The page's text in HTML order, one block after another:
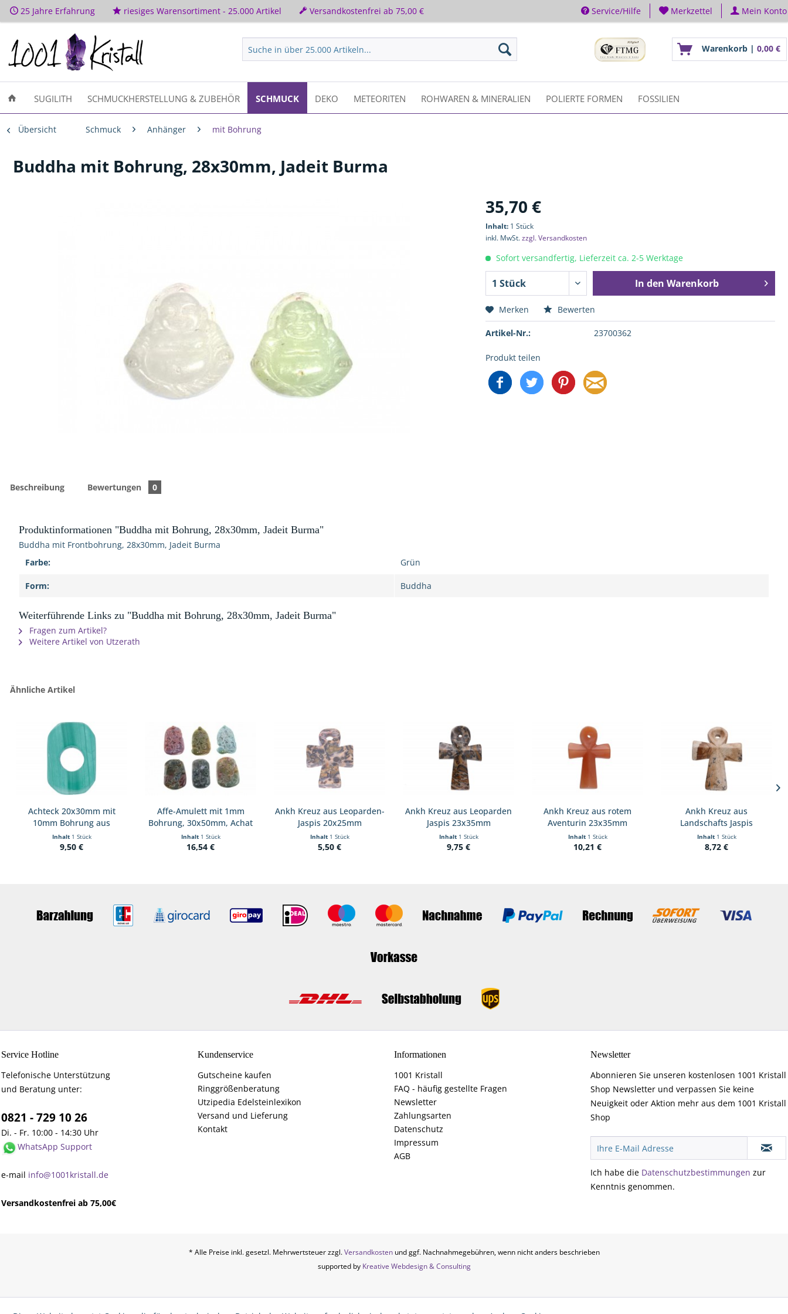
25 Jahre Erfahrung riesiges Warensortiment - 25.000 Artikel Versandkostenfrei ab 75,00 € Service/Hilfe Merkzettel Mein Konto
Warenkorb | 0,00 €
SUGILITH SCHMUCKHERSTELLUNG & ZUBEHÖR SCHMUCK DEKO METEORITEN ROHWAREN & MINERALIEN POLIERTE FORMEN FOSSILIEN
Übersicht Schmuck Anhänger mit Bohrung
Buddha mit Bohrung, 28x30mm, Jadeit Burma
35,70 €
Inhalt: 1 Stück
inkl. MwSt.zzgl. Versandkosten
Sofort versandfertig, Lieferzeit ca. 2-5 Werktage
In den Warenkorb
Merken Bewerten
Artikel-Nr.: 23700362
Produkt teilen
Beschreibung Bewertungen 0
Produktinformationen "Buddha mit Bohrung, 28x30mm, Jadeit Burma"
Buddha mit Frontbohrung, 28x30mm, Jadeit Burma
Farbe:
Grün
Form: Buddha
Weiterführende Links zu "Buddha mit Bohrung, 28x30mm, Jadeit Burma"
Fragen zum Artikel?
Weitere Artikel von Utzerath
Ähnliche Artikel
Achteck 20x30mm mit
10mm Bohrung aus
Malachit
Inhalt 1 Stück
9,50 €
Affe-Amulett mit 1mm
Bohrung, 30x50mm, Achat
Inhalt 1 Stück
16,54 €
Ankh Kreuz aus Leoparden-
Jaspis 20x25mm
Inhalt 1 Stück
5,50 €
Ankh Kreuz aus Leoparden
Jaspis 23x35mm
Inhalt 1 Stück
9,75 €
Ankh Kreuz aus rotem
Aventurin 23x35mm
Inhalt 1 Stück
10,21 €
Ankh Kreuz aus
Landschafts Jaspis
23x35mm
Inhalt 1 Stück
8,72 €
Service Hotline
Telefonische Unterstützung
und Beratung unter:
0821 - 729 10 26
Di. - Fr. 10:00 - 14:30 Uhr
WhatsApp Support
e-mail info@1001kristall.de
Versandkostenfrei ab 75,00€
Kundenservice
Gutscheine kaufen
Ringgrößenberatung
Utzipedia Edelsteinlexikon
Versand und Lieferung
Kontakt
Informationen
1001 Kristall
FAQ - häufig gestellte Fragen
Newsletter
Zahlungsarten
Datenschutz
Impressum
AGB
Newsletter
Abonnieren Sie unseren kostenlosen 1001 Kristall
Shop Newsletter und verpassen Sie keine
Neuigkeit oder Aktion mehr aus dem 1001 Kristall
Shop
Ich habe die Datenschutzbestimmungen zur
Kenntnis genommen.
* Alle Preise inkl. gesetzl. Mehrwertsteuer zzgl.Versandkostenund ggf. Nachnahmegebühren, wenn nicht anders beschrieben
supported by Kreative Webdesign & Consulting